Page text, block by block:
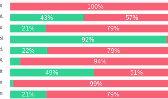
43%
21%
92%
22%
49%
21%
100%
57%
79%
79%
94%
51%
99%
79%